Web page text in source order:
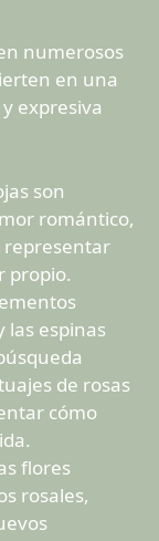
numerosos
en una
expresiva
son
romántico,
representar
propio.
las espinas
de rosas
cómo
flores
rosales,